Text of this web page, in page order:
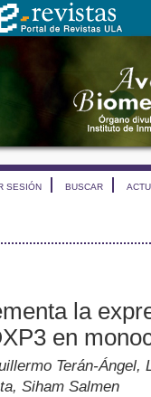
SESIÓN BUSCAR
la
en
Terán-Ángel,
Siham Salmen